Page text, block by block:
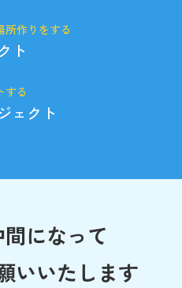
作りをする
ト
する
ェクト
になって
いいたします